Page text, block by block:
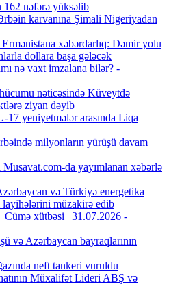
162 nəfərə yüksəlib
karvanına Şimali Nigeriyadan
xəbərdarlıq: Dəmir yolu
dollara başa gələcək
nə vaxt imzalana bilər? -
nəticəsində Küveytdə
ziyan dəyib
17 yeniyetmələr arasında Liqa
milyonların yürüşü davam
da yayımlanan xəbərlə
və Türkiyə energetika
müzakirə edib
Cümə xütbəsi | 31.07.2026 -
və Azərbaycan bayraqlarının
neft tankeri vuruldu
Müxalifət Lideri ABŞ və